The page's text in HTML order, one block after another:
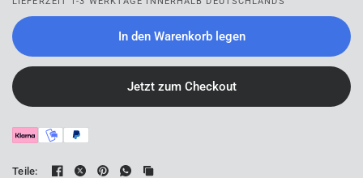
In den Warenkorb legen
Jetzt zum Checkout
Teile: